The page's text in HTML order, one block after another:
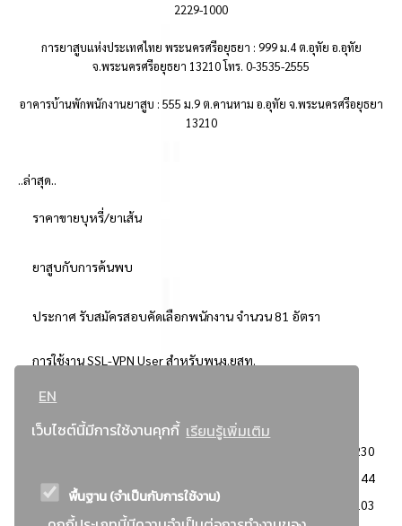
EN
เว็บไซต์นี้มีการใช้งานคุกกี้ เรียนรู้เพิ่มเติม
พื้นฐาน (จำเป็นกับการใช้งาน)
2229-1000
การยาสูบแห่งประเทศไทย พระนครศรีอยุธยา : 999 ม.4 ต.อุทัย อ.อุทัย
จ.พระนครศรีอยุธยา 13210 โทร. 0-3535-2555
อาคารบ้านพักพนักงานยาสูบ : 555 ม.9 ต.คานหาม อ.อุทัย จ.พระนครศรีอยุธยา
13210
..ล่าสุด..
ราคาขายบุหรี่/ยาเส้น
ยาสูบกับการค้นพบ
ประกาศ รับสมัครสอบคัดเลือกพนักงาน จำนวน 81 อัตรา
การใช้งาน SSL-VPN User สำหรับพนง.ยสท.
..ยอดนิยม..
3230
2344
: วิธีเฉพาะเจาะจง
2103